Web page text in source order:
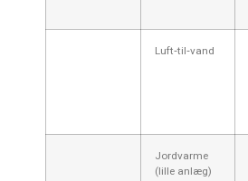
Luft‑til‑vand
Jordvarme
(lille anlæg)